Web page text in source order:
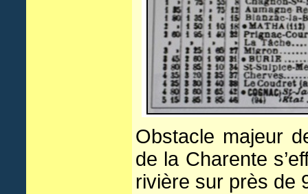
Obstacle majeur
de la Charente
rivière sur près de